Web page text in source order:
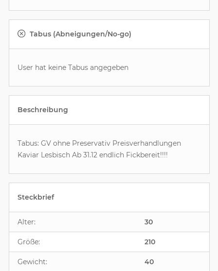
Tabus (Abneigungen/No-go)
User hat keine Tabus angegeben
Beschreibung
Tabus: GV ohne Preservativ Preisverhandlungen
Kaviar Lesbisch Ab 31.12 endlich Fickbereit!!!!
Steckbrief
Alter: 30
Größe: 210
Gewicht: 40